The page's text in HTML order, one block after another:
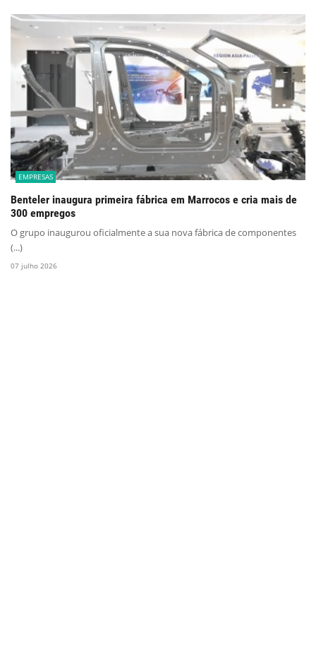
EMPRESAS
Benteler inaugura primeira fábrica em Marrocos e cria mais de
300 empregos
O grupo inaugurou oficialmente a sua nova fábrica de componentes
(...)
07 julho 2026